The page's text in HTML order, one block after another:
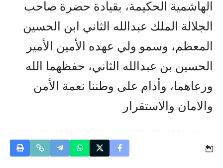
الهاشمية الحكيمة، بقيادة حضرة صاحب
الجلالة الملك عبدالله الثاني ابن الحسين
المعظم، وسمو ولي عهده الأمين الأمير
الحسين بن عبدالله الثاني، حفظهما الله
ورعاهما، وأدام على وطننا نعمة الأمن
والامان والاستقرار